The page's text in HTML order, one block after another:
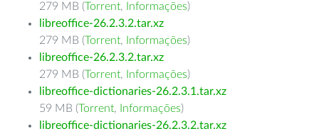
279 MB (Torrent, Informações)
libreoffice-26.2.3.2.tar.xz
279 MB (Torrent, Informações)
libreoffice-26.2.3.2.tar.xz
279 MB (Torrent, Informações)
libreoffice-dictionaries-26.2.3.1.tar.xz
59 MB (Torrent, Informações)
libreoffice-dictionaries-26.2.3.2.tar.xz